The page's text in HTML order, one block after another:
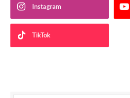
Instagram
TikTok